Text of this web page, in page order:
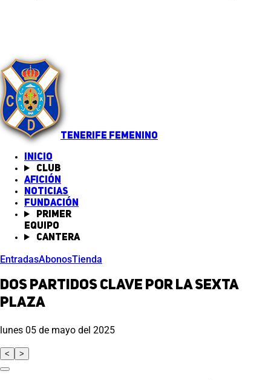
TENERIFE FEMENINO
INICIO
Club
Afición
Noticias
Fundación
Primer
equipo
Cantera
EntradasAbonosTienda
Dos partidos clave por la sexta
plaza
lunes 05 de mayo del 2025
< >